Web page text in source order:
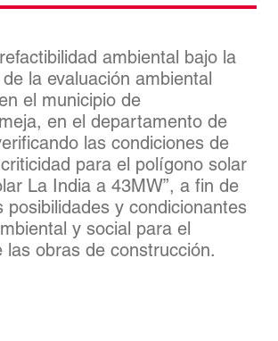
ambiental bajo la
la evaluación ambiental
el municipio de
en el departamento de
las condiciones de
para el polígono solar
La India a 43MW”, a fin de
posibilidades y condicionantes
y social para el
las obras de construcción.